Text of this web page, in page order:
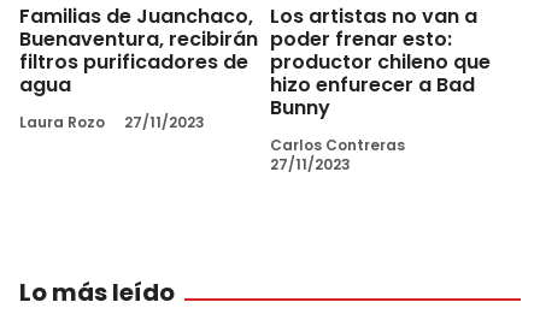
Familias de Juanchaco,
Buenaventura, recibirán
filtros purificadores de
agua
Laura Rozo 27/11/2023
Los artistas no van a
poder frenar esto:
productor chileno que
hizo enfurecer a Bad
Bunny
Carlos Contreras
27/11/2023
Lo más leído